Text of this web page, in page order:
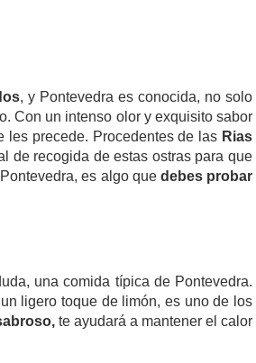
, y Pontevedra es conocida, no solo
Con un intenso olor y exquisito sabor
les precede. Procedentes de las Rias
de recogida de estas ostras para que
es algo quedebes probar
una comida típica de Pontevedra.
ligero toque de limón, es uno de los
te ayudará a mantener el calor